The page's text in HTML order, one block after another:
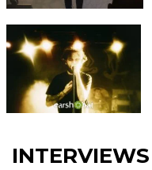
INTERVIEWS